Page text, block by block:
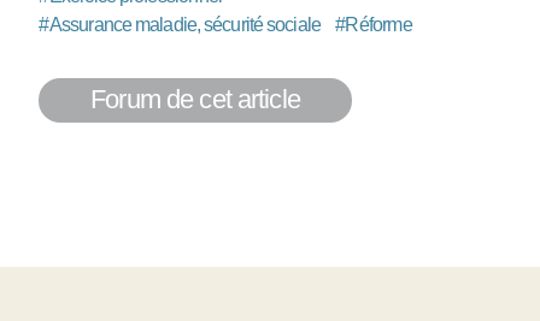
#Assurance maladie, sécurité sociale #Réforme
Forum de cet article